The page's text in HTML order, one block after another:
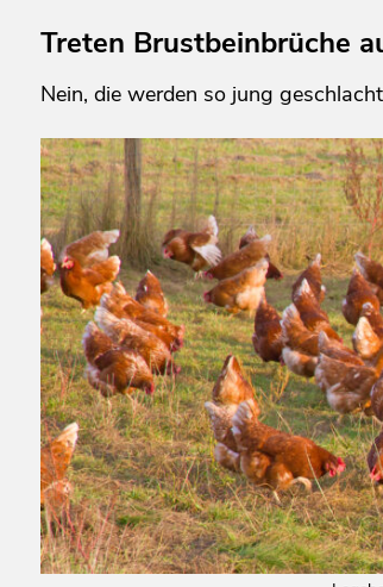
Treten Brustbeinbrüche
Nein, die werden so jung